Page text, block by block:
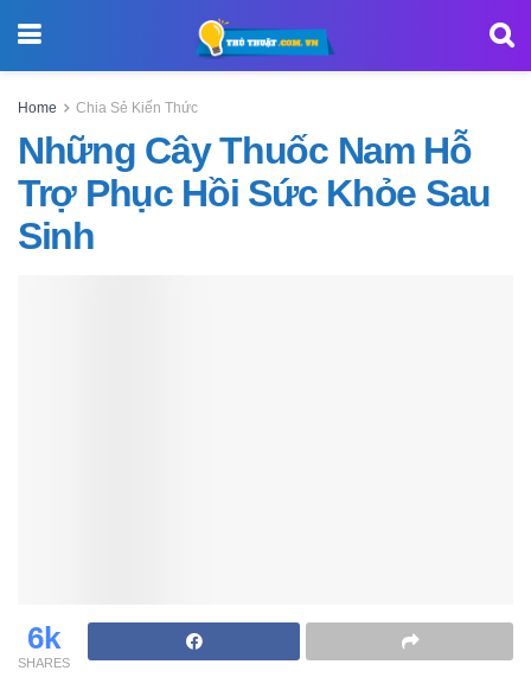
Home Chia Sẻ Kiến Thức
Những Cây Thuốc Nam Hỗ
Trợ Phục Hồi Sức Khỏe Sau
Sinh
6k
SHARES